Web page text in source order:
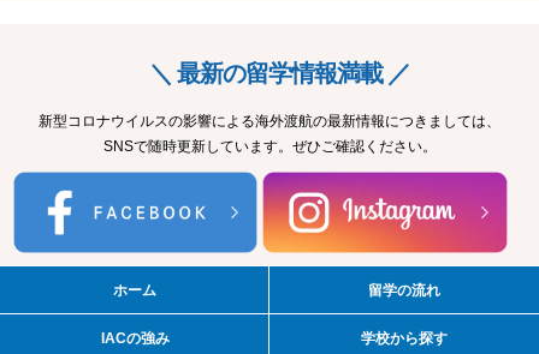
＼ 最新の留学情報満載 ／
新型コロナウイルスの影響による海外渡航の最新情報につきましては、
SNSで随時更新しています。ぜひご確認ください。
ホーム 留学の流れ
IACの強み 学校から探す